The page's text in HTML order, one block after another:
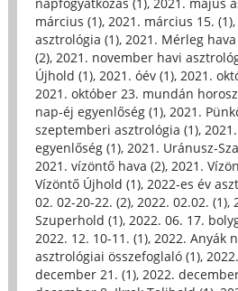
március (1), 2021. március 15. (1),
asztrológia (1), 2021. Mérleg hava
(2), 2021. november havi
Újhold (1), 2021. óév (1), 2021.
2021. október 23. mundán
nap-éj egyenlőség (1), 2021.
szeptemberi asztrológia (1),
egyenlőség (1), 2021. Uránusz-
2021. vízöntő hava (2), 2021.
Vízöntő Újhold (1), 2022-es év
02. 02-20-22. (2), 2022. 02.02. (1),
Szuperhold (1), 2022. 06. 17.
2022. 12. 10-11. (1), 2022. Anyák
asztrológiai összefoglaló (1),
december 21. (1), 2022.